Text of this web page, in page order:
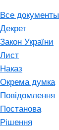
Все документы
Декрет
Закон України
Лист
Наказ
Окрема думка
Повідомлення
Постанова
Рішення